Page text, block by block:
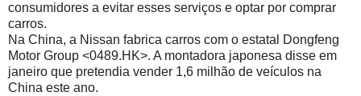
consumidores a evitar esses serviços e optar por comprar
carros.
Na China, a Nissan fabrica carros com o estatal Dongfeng
Motor Group <0489.HK>. A montadora japonesa disse em
janeiro que pretendia vender 1,6 milhão de veículos na
China este ano.